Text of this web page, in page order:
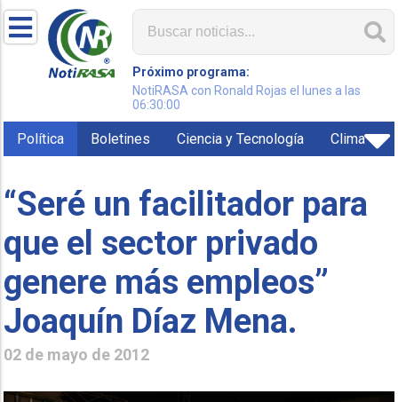
Próximo programa:
NotiRASA con Ronald Rojas el lunes a las
06:30:00
Política Boletines Ciencia y Tecnología Clima
“Seré un facilitador para
que el sector privado
genere más empleos”
Joaquín Díaz Mena.
02 de mayo de 2012